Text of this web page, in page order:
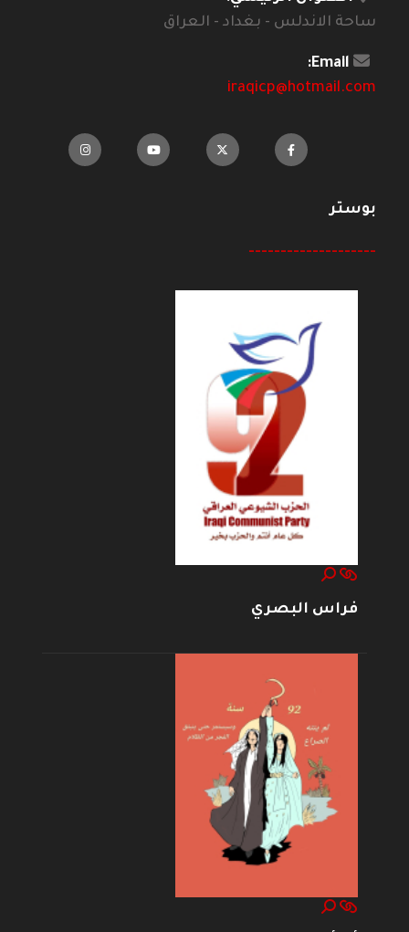
ساحة الاندلس - بغداد - العراق
Email:
iraqicp@hotmail.com
بوستر
--------------------
فراس البصري